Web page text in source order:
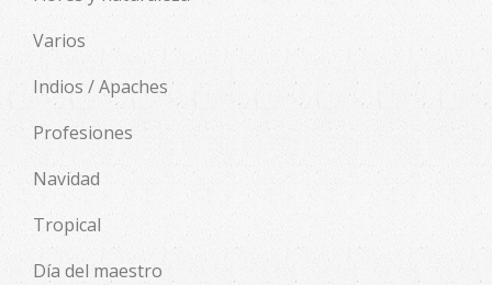
Varios
Indios / Apaches
Profesiones
Navidad
Tropical
Día del maestro